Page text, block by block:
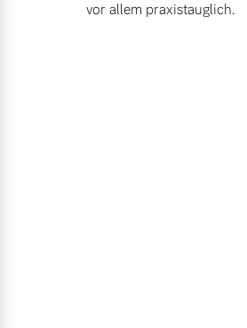
Mehr
vor allem praxistauglich.